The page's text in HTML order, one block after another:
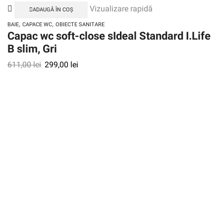
ADAUGĂ ÎN COȘ Vizualizare rapidă
BAIE, CAPACE WC, OBIECTE SANITARE
Capac wc soft-close sIdeal Standard I.Life
B slim, Gri
611,00lei 299,00 lei